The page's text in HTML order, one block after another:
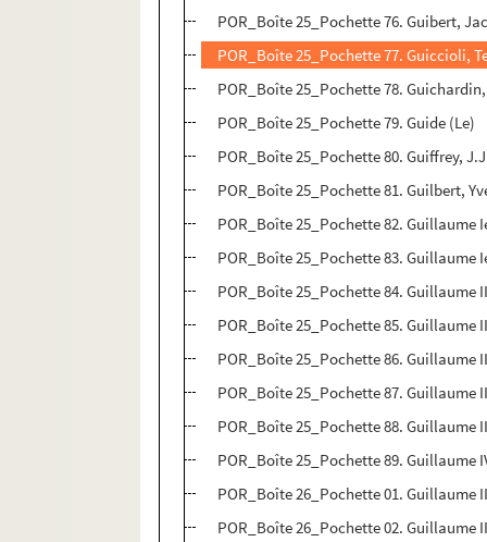
POR_Boîte 25_Pochette 76. Guibert,
POR_Boîte 25_Pochette 77. Guiccioli,
POR_Boîte 25_Pochette 78.
POR_Boîte 25_Pochette 79. Guide (Le)
POR_Boîte 25_Pochette 80. Guiffrey,
POR_Boîte 25_Pochette 81. Guilbert,
POR_Boîte 25_Pochette 82. Guillaume
POR_Boîte 25_Pochette 83. Guillaume
POR_Boîte 25_Pochette 84. Guillaume
POR_Boîte 25_Pochette 85. Guillaume
POR_Boîte 25_Pochette 86. Guillaume
POR_Boîte 25_Pochette 87. Guillaume
POR_Boîte 25_Pochette 88. Guillaume
POR_Boîte 25_Pochette 89. Guillaume
POR_Boîte 26_Pochette 01. Guillaume
POR_Boîte 26_Pochette 02. Guillaume